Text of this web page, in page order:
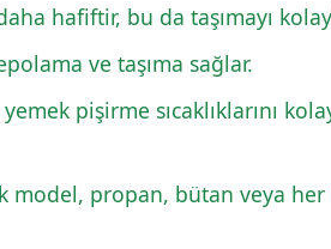
hafiftir, bu da taşımayı
ve taşıma sağlar.
yemek pişirme sıcaklıklarını
model, propan, bütan veya